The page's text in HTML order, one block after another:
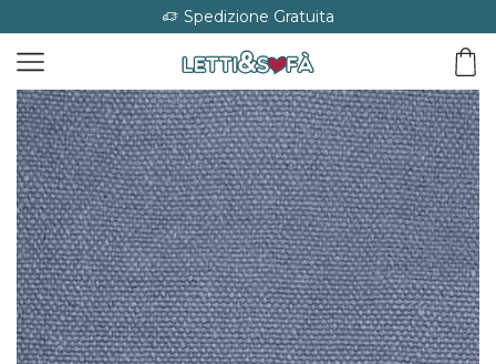
Spedizione Gratuita